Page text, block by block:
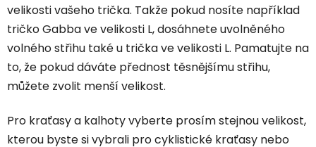
velikosti vašeho trička. Takže pokud nosíte například
tričko Gabba ve velikosti L, dosáhnete uvolněného
volného střihu také u trička ve velikosti L. Pamatujte na
to, že pokud dáváte přednost těsnějšímu střihu,
můžete zvolit menší velikost.
Pro kraťasy a kalhoty vyberte prosím stejnou velikost,
kterou byste si vybrali pro cyklistické kraťasy nebo